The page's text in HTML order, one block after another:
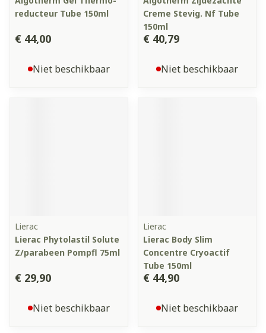
reducteur Tube 150ml
€ 44,00
Niet beschikbaar
Creme Stevig. Nf Tube
150ml
€ 40,79
Niet beschikbaar
Lierac
Lierac Phytolastil Solute
Z/parabeen Pompfl 75ml
€ 29,90
Niet beschikbaar
Lierac
Lierac Body Slim
Concentre Cryoactif
Tube 150ml
€ 44,90
Niet beschikbaar